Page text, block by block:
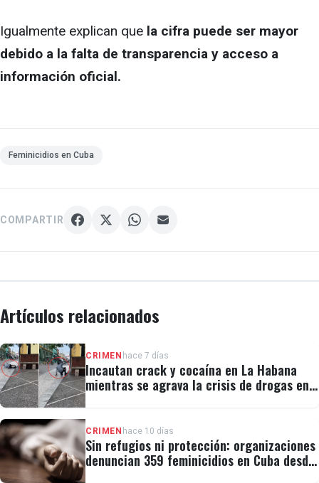
Igualmente explican que la cifra puede ser mayor
debido a la falta de transparencia y acceso a
información oficial.
Feminicidios en Cuba
COMPARTIR
Artículos relacionados
CRIMEN hace 7 días
Incautan crack y cocaína en La Habana
mientras se agrava la crisis de drogas en
CRIMEN hace 10 días
Sin refugios ni protección: organizaciones
denuncian 359 feminicidios en Cuba desde